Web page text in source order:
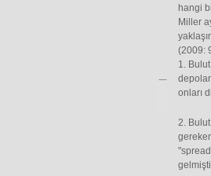
hangi
Miller
(2009:
1.
onları
2.